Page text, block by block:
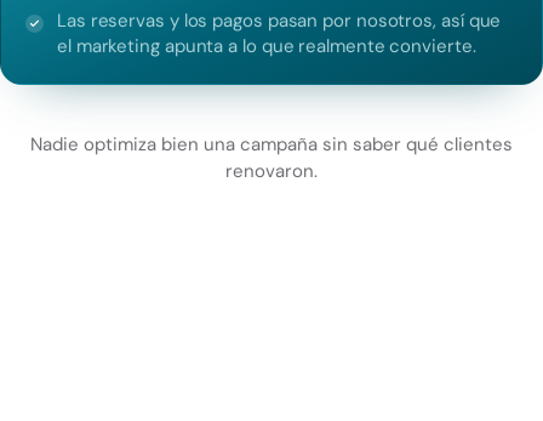
Las reservas y los pagos pasan por nosotros, así que
el marketing apunta a lo que realmente convierte.
Nadie optimiza bien una campaña sin saber qué clientes
renovaron.